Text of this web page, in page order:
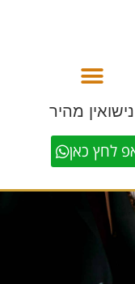
מהיר
לחץ כאן